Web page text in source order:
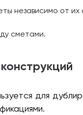
независимо от их
сметами.
для